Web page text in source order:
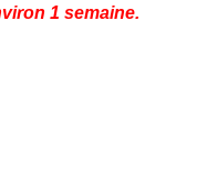
1 semaine.